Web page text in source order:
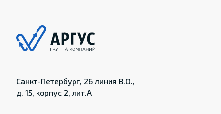
Санкт-Петербург, 26 линия В.О.,
д. 15, корпус 2, лит.А